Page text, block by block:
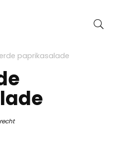
paprikasalade